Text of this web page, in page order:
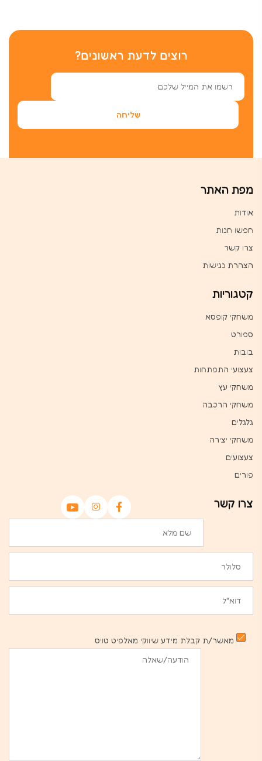
רוצים לדעת ראשונים?
מפת האתר
אודות
חפשו חנות
צרו קשר
הצהרת נגישות
קטגוריות
משחקי קופסא
ספורט
בובות
צעצועי התפתחות
משחקי עץ
משחקי הרכבה
גלגלים
משחקי יצירה
צעצועים
פורים
צרו קשר
מאשר/ת קבלת מידע שיווקי מאלפיט טויס